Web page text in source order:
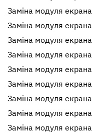
Заміна модуля екрана
Заміна модуля екрана
Заміна модуля екрана
Заміна модуля екрана
Заміна модуля екрана
Заміна модуля екрана
Заміна модуля екрана
Заміна модуля екрана
Заміна модуля екрана